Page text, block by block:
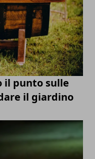
il punto sulle
il giardino